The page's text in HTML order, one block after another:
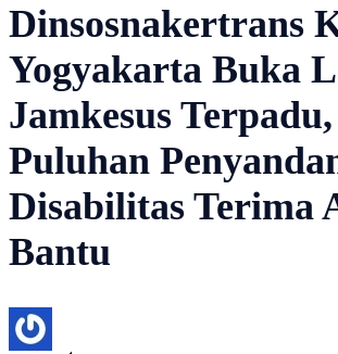
Dinsosnakertrans
Yogyakarta Buka
Jamkesus Terpadu,
Puluhan
Disabilitas Terima
Bantu